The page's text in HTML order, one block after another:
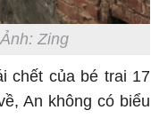
Zing
chết của bé trai 17
An không có biểu